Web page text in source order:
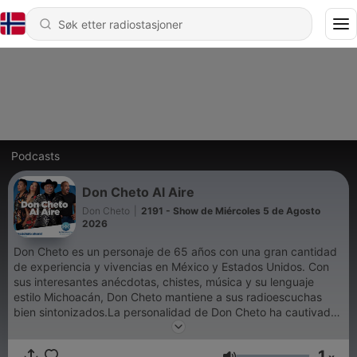
Podcasts
Don Cheto Al Aire
Don Cheto
2191 - Show de Miércoles 5 de Agosto
2026
Don Cheto es un personaje de 65 años con una gran cantidad
de experiencia y vivencias en México y Estados Unidos. Con
sus interesantes anécdotas, chistes, música y su lenguaje
estilo Michoacán, Don Cheto mantiene a sus radioescuchas
bien sintonizados.La personalidad de Don Cheto ha cautivado
a audiencias de todas las edades durante años. Es